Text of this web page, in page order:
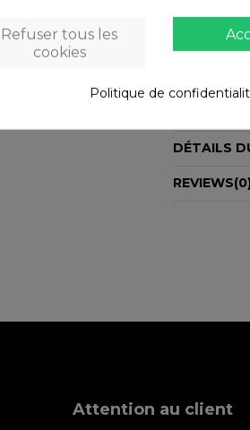
Compatible
DÉTAILS
REVIEWS
Attention au client
Refuser tous les
cookies
Politique de